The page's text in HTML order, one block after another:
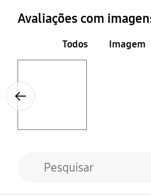
Avaliações com
Todos Imagem